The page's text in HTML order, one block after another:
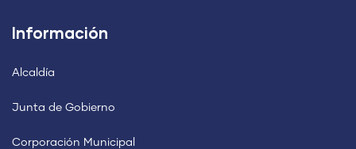
Información
Alcaldía
Junta de Gobierno
Corporación Municipal